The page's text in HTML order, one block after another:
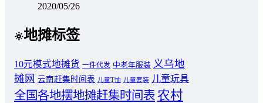
2020/05/26
地摊标签
10元模式地摊货 一件代发 中老年服装 义乌地
摊网 云南赶集时间表 儿童T恤 儿童套装 儿童玩具
全国各地摆地摊赶集时间表 农村